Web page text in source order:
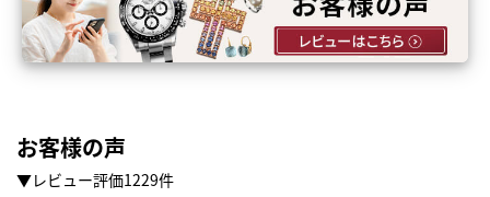
お客様の声
▼レビュー評価1229件